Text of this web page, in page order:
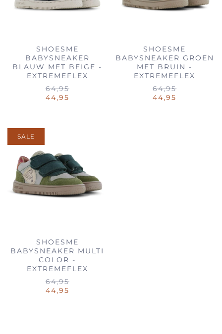
SHOESME
BABYSNEAKER
BLAUW MET BEIGE -
EXTREMEFLEX
64,95
44,95
SHOESME
BABYSNEAKER GROEN
MET BRUIN -
EXTREMEFLEX
64,95
44,95
SHOESME
BABYSNEAKER MULTI
COLOR -
EXTREMEFLEX
64,95
44,95
SALE